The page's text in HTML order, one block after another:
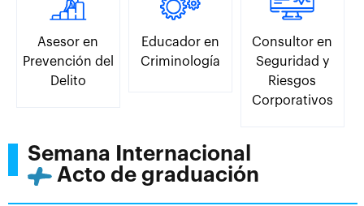
Asesor en
Prevención del
Delito
Educador en
Criminología
Consultor en
Seguridad y
Riesgos
Corporativos
Semana Internacional
Acto de graduación